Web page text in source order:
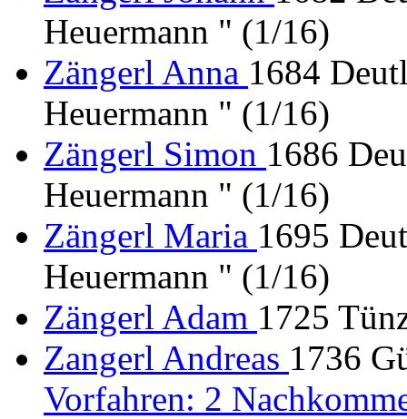
Heuermann " (1/16)
Zängerl Anna 1684
Heuermann " (1/16)
Zängerl Simon 1686
Heuermann " (1/16)
Zängerl Maria 1695
Heuermann " (1/16)
Zängerl Adam 1725
Zangerl Andreas 1736
Vorfahren: 2